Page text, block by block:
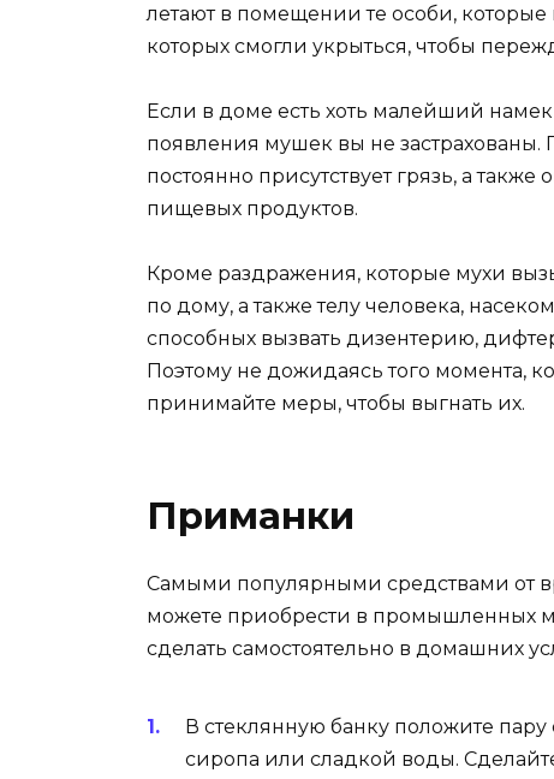
летают в помещении те особи,
которых смогли укрыться, чтобы
Если в доме есть хоть малейший
появления мушек вы не застрахованы.
постоянно присутствует грязь, а
пищевых продуктов.
Кроме раздражения, которые мухи
по дому, а также телу человека,
способных вызвать дизентерию,
Поэтому не дожидаясь того момента,
принимайте меры, чтобы выгнать их.
Приманки
Самыми популярными средствами от
можете приобрести в промышленных
сделать самостоятельно в домашних
В стеклянную банку положите
сиропа или сладкой воды.